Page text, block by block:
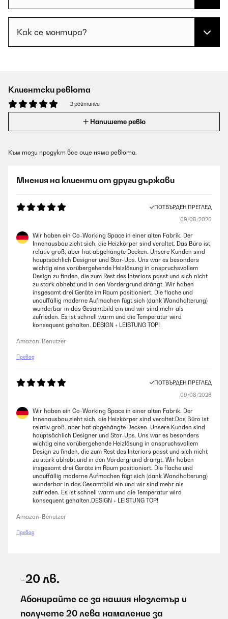
Как се монтира?
Клиентски ревюта
2 рейтинги
Напишете ревю
Към този продукт все още няма ревюта.
Мнения на клиенти от други държави
ПОТВЪРДЕН ПРЕГЛЕД
09/08/2026
Wir haben ein Co-Working Space in einer alten Fabrik. Der
Innenausbau zieht sich, die Heizkörper sind veraltet. Das Büro ist
relativ groß, aber hat abgehängte Decken. Unsere Kunden sind
hauptsächlich Designer und Star-Ups. Uns war es besonders
wichtig eine vorübergehende Heizlösung in anspruchsvollem
Design zu finden, die zum Rest des Interiors passt und sich nicht
zu stark abhebt und in den Vordergrund drängt. Wir haben
insgesamt drei Geräte im Raum positioniert. Die flache und
unauffällig moderne Aufmachen fügt sich (dank Wandhalterung)
wunderbar in das Gesamtbild ein und wir sind mehr als
zufrieden. Es ist schnell warm und die Temperatur wird
konsequent gehalten. DESIGN + LEISTUNG TOP!
Amazon-Benutzer
Превод
ПОТВЪРДЕН ПРЕГЛЕД
09/08/2026
Wir haben ein Co-Working Space in einer alten Fabrik. Der
Innenausbau zieht sich, die Heizkörper sind veraltet.Das Büro ist
relativ groß, aber hat abgehängte Decken. Unsere Kunden sind
hauptsächlich Designer und Star-Ups. Uns war es besonders
wichtig eine vorübergehende Heizlösung in anspruchsvollem
Design zu finden, die zum Rest des Interiors passt und sich nicht
zu stark abhebt und in den Vordergrund drängt. Wir haben
insgesamt drei Geräte im Raum positioniert. Die flache und
unauffällig moderne Aufmachen fügt sich (dank Wandhalterung)
wunderbar in das Gesamtbild ein und wir sind mehr als
zufrieden. Es ist schnell warm und die Temperatur wird
konsequent gehalten.DESIGN + LEISTUNG TOP!
Amazon-Benutzer
Превод
-20 лв.
Абонирайте се за нашия нюзлетър и
получете 20 лева намаление за